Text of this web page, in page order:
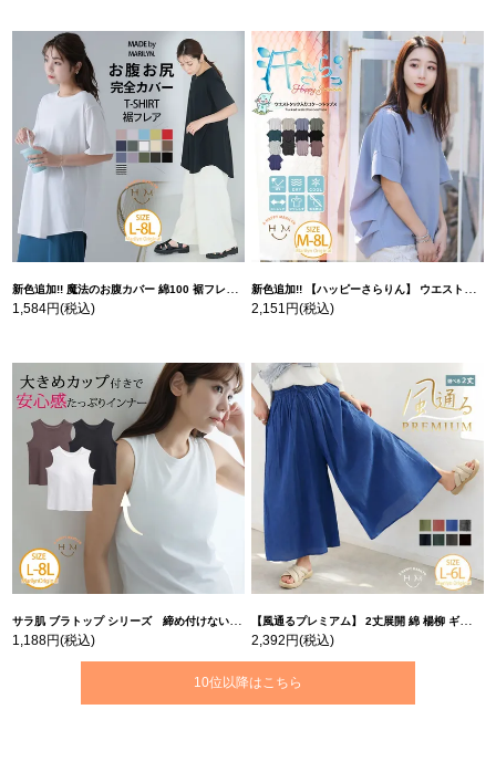
新色追加!! 魔法のお腹カバー 綿100 裾フレア Tシャツ | 大きいサイズの通販ならハッピーマリリン
1,584円(税込)
新色追加!! 【ハッピーさらりん】 ウエストタック入り スッキリ魅せ コクーントップス | 大きいサイズの通販ならハッピーマリリン
2,151円(税込)
サラ肌 ブラトップ シリーズ 締め付けない リブ タンクトップ | 大きいサイズの通販ならハッピーマリリン
1,188円(税込)
【風通るプレミアム】 2丈展開 綿 楊柳 ギャザー フレア スカンツ 【ウェストゴム】 | 大きいサイズの通販ならハッピーマリリン
2,392円(税込)
10位以降はこちら